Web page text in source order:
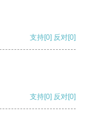
支持[0] 反对[0]
支持[0] 反对[0]